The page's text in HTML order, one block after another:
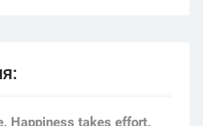
Happiness takes effort.